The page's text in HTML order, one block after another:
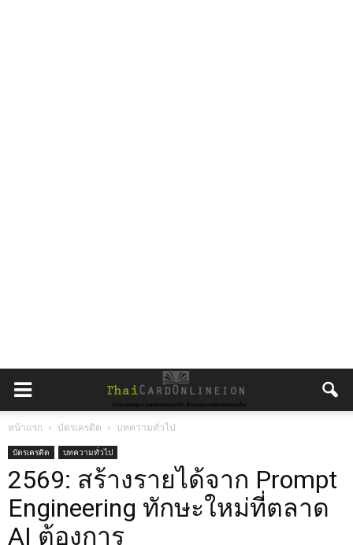
หน้าแรก บัตรเครดิต บทความทั่วไป
บัตรเครดิต บทความทั่วไป
2569: สร้างรายได้จาก Prompt
Engineering ทักษะใหม่ที่ตลาด
AI ต้องการ